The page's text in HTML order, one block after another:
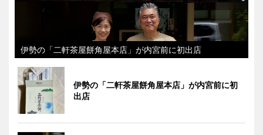
伊勢の「二軒茶屋餅角屋本店」が内宮前に初出店
伊勢の「二軒茶屋餅角屋本店」が内宮前に初
出店